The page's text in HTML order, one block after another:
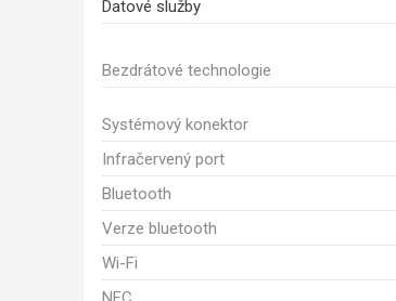
Datové služby
Bezdrátové technologie
Systémový konektor
Infračervený port
Bluetooth
Verze bluetooth
Wi-Fi